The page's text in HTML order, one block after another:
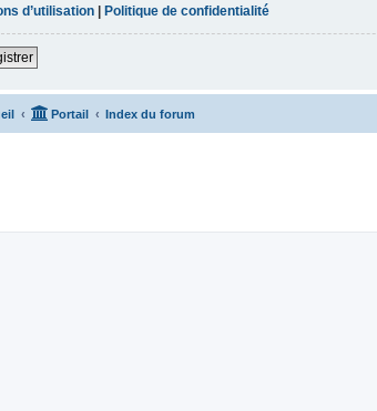
d’utilisation | Politique de confidentialité
Portail Index du forum